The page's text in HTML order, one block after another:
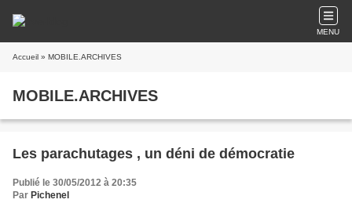
MENU
Accueil » MOBILE.ARCHIVES
MOBILE.ARCHIVES
Les parachutages , un déni de démocratie
Publié le 30/05/2012 à 20:35
Par Pichenel